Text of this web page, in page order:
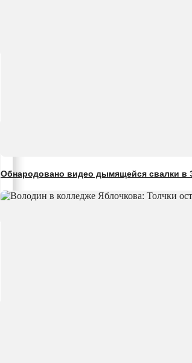
Обнародовано видео дымящейся свалки в